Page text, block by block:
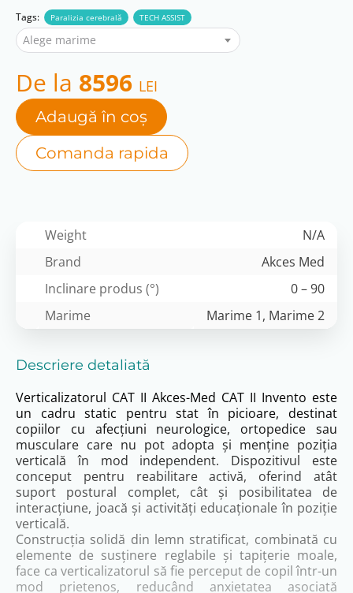
Tags: Paralizia cerebrală TECH ASSIST
Alege marime
De la 8596 LEI
Adaugă în coș
Comanda rapida
Descriere detaliată
Weight
N/A
Brand
Akces Med
Inclinare produs (°)
0 – 90
Marime
Marime 1, Marime 2
Verticalizatorul CAT II Akces-Med CAT II Invento este
un cadru static pentru stat în picioare, destinat
copiilor cu afecțiuni neurologice, ortopedice sau
musculare care nu pot adopta și menține poziția
verticală în mod independent. Dispozitivul este
conceput pentru reabilitare activă, oferind atât
suport postural complet, cât și posibilitatea de
interacțiune, joacă și activități educaționale în poziție
verticală.
Construcția solidă din lemn stratificat, combinată cu
elemente de susținere reglabile și tapițerie moale,
face ca verticalizatorul să fie perceput de copil într-un
mod prietenos, reducând anxietatea asociată